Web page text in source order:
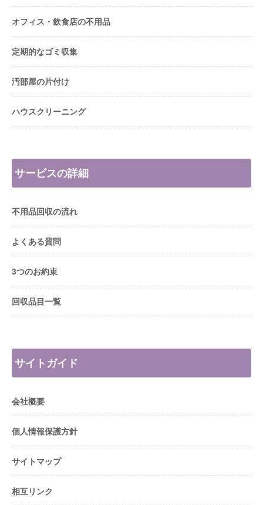
オフィス・飲食店の不用品
定期的なゴミ収集
汚部屋の片付け
ハウスクリーニング
サービスの詳細
不用品回収の流れ
よくある質問
3つのお約束
回収品目一覧
サイトガイド
会社概要
個人情報保護方針
サイトマップ
相互リンク